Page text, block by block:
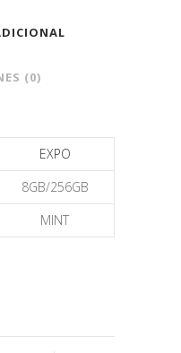
(0)
EXPO
8GB/256GB
MINT